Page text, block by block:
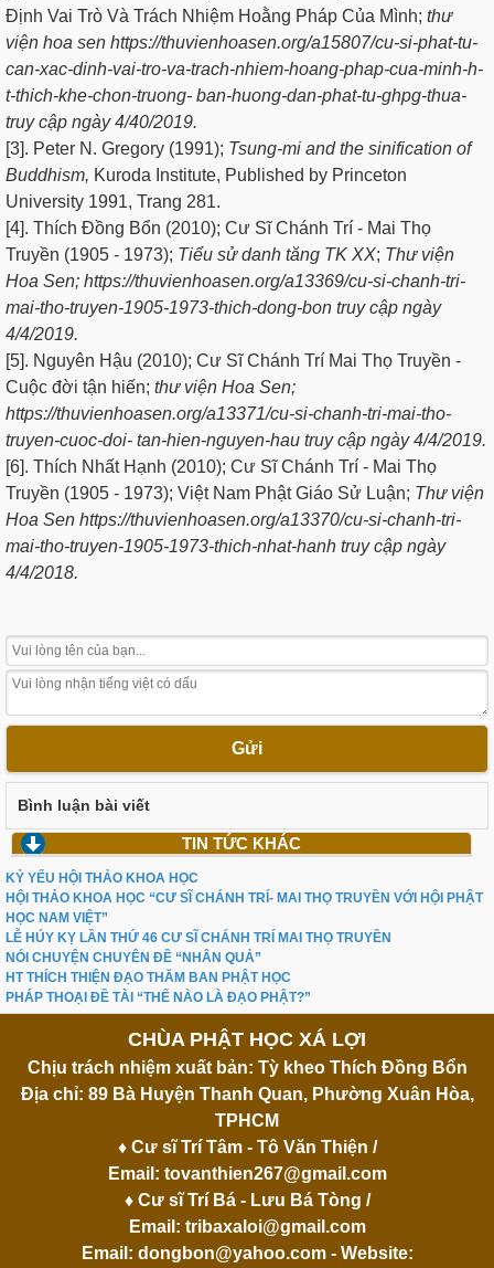
Định Vai Trò Và Trách Nhiệm Hoằng Pháp Của Mình; thư
viện hoa sen https://thuvienhoasen.org/a15807/cu-si-phat-tu-
can-xac-dinh-vai-tro-va-trach-nhiem-hoang-phap-cua-minh-h-
t-thich-khe-chon-truong- ban-huong-dan-phat-tu-ghpg-thua-
truy cập ngày 4/40/2019.
[3]. Peter N. Gregory (1991); Tsung-mi and the sinification of
Buddhism, Kuroda Institute, Published by Princeton
University 1991, Trang 281.
[4]. Thích Đồng Bổn (2010); Cư Sĩ Chánh Trí - Mai Thọ
Truyền (1905 - 1973); Tiểu sử danh tăng TK XX; Thư viện
Hoa Sen; https://thuvienhoasen.org/a13369/cu-si-chanh-tri-
mai-tho-truyen-1905-1973-thich-dong-bon truy cập ngày
4/4/2019.
[5]. Nguyên Hậu (2010); Cư Sĩ Chánh Trí Mai Thọ Truyền -
Cuộc đời tận hiến; thư viện Hoa Sen;
https://thuvienhoasen.org/a13371/cu-si-chanh-tri-mai-tho-
truyen-cuoc-doi- tan-hien-nguyen-hau truy cập ngày 4/4/2019.
[6]. Thích Nhất Hạnh (2010); Cư Sĩ Chánh Trí - Mai Thọ
Truyền (1905 - 1973); Việt Nam Phật Giáo Sử Luận; Thư viện
Hoa Sen https://thuvienhoasen.org/a13370/cu-si-chanh-tri-
mai-tho-truyen-1905-1973-thich-nhat-hanh truy cập ngày
4/4/2018.
Gửi
Bình luận bài viết
TIN TỨC KHÁC
KỶ YẾU HỘI THẢO KHOA HỌC
HỘI THẢO KHOA HỌC “CƯ SĨ CHÁNH TRÍ- MAI THỌ TRUYỀN VỚI HỘI PHẬT
HỌC NAM VIỆT”
LỄ HÚY KỴ LẦN THỨ 46 CƯ SĨ CHÁNH TRÍ MAI THỌ TRUYỀN
NÓI CHUYỆN CHUYÊN ĐỀ “NHÂN QUẢ”
HT THÍCH THIỆN ĐẠO THĂM BAN PHẬT HỌC
PHÁP THOẠI ĐỀ TÀI “THẾ NÀO LÀ ĐẠO PHẬT?”
CHÙA PHẬT HỌC XÁ LỢI
Chịu trách nhiệm xuất bản: Tỳ kheo Thích Đồng Bổn
Địa chỉ: 89 Bà Huyện Thanh Quan, Phường Xuân Hòa,
TPHCM
♦ Cư sĩ Trí Tâm - Tô Văn Thiện /
Email: tovanthien267@gmail.com
♦ Cư sĩ Trí Bá - Lưu Bá Tòng /
Email: tribaxaloi@gmail.com
Email: dongbon@yahoo.com- Website: